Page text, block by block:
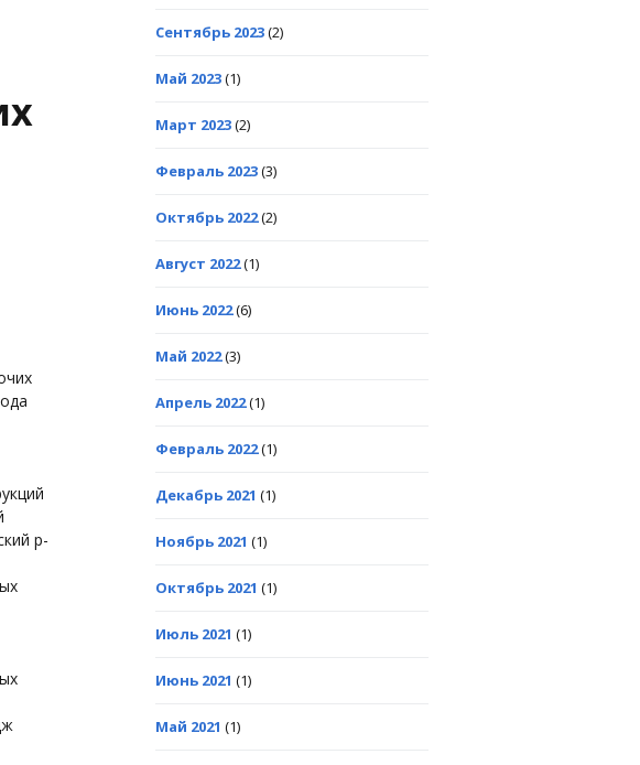
р-
Сентябрь 2023(2)
Май 2023(1)
Март 2023(2)
Февраль 2023(3)
Октябрь 2022(2)
Август 2022(1)
Июнь 2022(6)
Май 2022(3)
Апрель 2022(1)
Февраль 2022(1)
Декабрь 2021 (1)
Ноябрь 2021 (1)
Октябрь 2021 (1)
Июль 2021 (1)
Июнь 2021 (1)
Май 2021 (1)